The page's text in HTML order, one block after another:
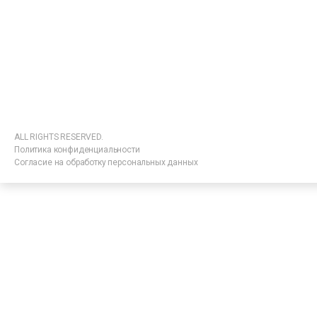
ALL RIGHTS RESERVED.
Политика конфиденциальности
Согласие на обработку персональных данных